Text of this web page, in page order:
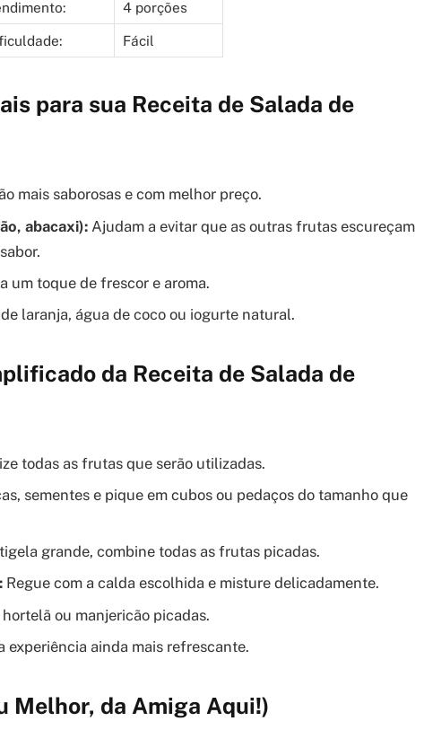
4 porções
Fácil
para sua Receita de Salada de
mais saborosas e com melhor preço.
abacaxi): Ajudam a evitar que as outras frutas escureçam
um toque de frescor e aroma.
laranja, água de coco ou iogurte natural.
da Receita de Salada de
todas as frutas que serão utilizadas.
sementes e pique em cubos ou pedaços do tamanho que
grande, combine todas as frutas picadas.
Regue com a calda escolhida e misture delicadamente.
ou manjericão picadas.
experiência ainda mais refrescante.
Melhor, da Amiga Aqui!)